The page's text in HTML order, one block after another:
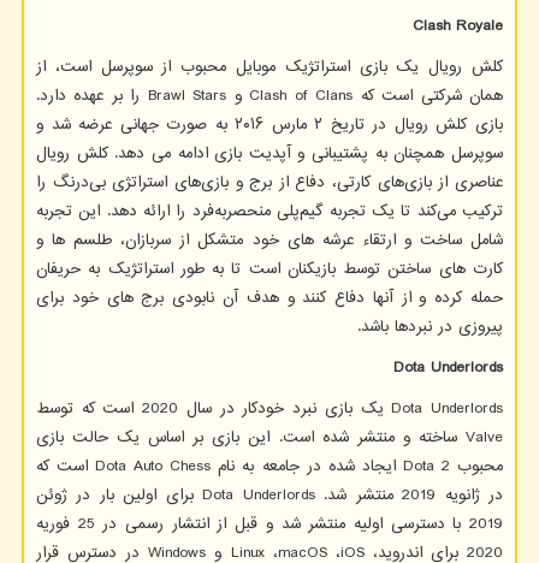
Clash Royale
کلش رویال یک بازی استراتژیک موبایل محبوب از سوپرسل است، از
همان شرکتی است که Clash of Clans و Brawl Stars را بر عهده دارد.
بازی کلش رویال در تاریخ ۲ مارس ۲۰۱۶ به صورت جهانی عرضه شد و
سوپرسل همچنان به پشتیبانی و آپدیت بازی ادامه می دهد. کلش رویال
عناصری از بازی‌های کارتی، دفاع از برج و بازی‌های استراتژی بی‌درنگ را
ترکیب می‌کند تا یک تجربه گیم‌پلی منحصربه‌فرد را ارائه دهد. این تجربه
شامل ساخت و ارتقاء عرشه های خود متشکل از سربازان، طلسم ها و
کارت های ساختن توسط بازیکنان است تا به طور استراتژیک به حریفان
حمله کرده و از آنها دفاع کنند و هدف آن نابودی برج های خود برای
پیروزی در نبردها باشد.
Dota Underlords
Dota Underlordsیک بازی نبرد خودکار در سال 2020 است که توسط
Valve ساخته و منتشر شده است. این بازی بر اساس یک حالت بازی
محبوب Dota 2 ایجاد شده در جامعه به نام Dota Auto Chessاست که
در ژانویه 2019 منتشر شد.
Dota Underlordsبرای اولین بار در ژوئن
2019 با دسترسی اولیه منتشر شد و قبل از انتشار رسمی در 25 فوریه
2020 برای اندروید،
iOS،macOS،Linux و Windows در دسترس قرار